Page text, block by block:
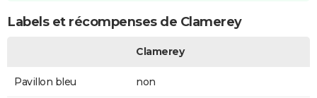
Labels et récompenses de Clamerey
Clamerey
Pavillon bleu non